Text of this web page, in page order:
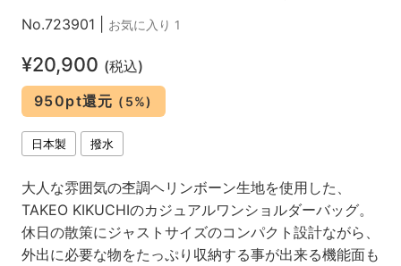
No.723901 お気に入り 1
¥20,900 (税込)
950pt還元 (5%)
日本製 撥水
大人な雰囲気の杢調ヘリンボーン生地を使用した、
TAKEO KIKUCHIのカジュアルワンショルダーバッグ。
休日の散策にジャストサイズのコンパクト設計ながら、
外出に必要な物をたっぷり収納する事が出来る機能面も